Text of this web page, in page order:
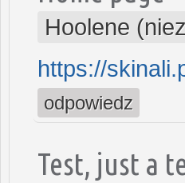
Hoolene
https://
odpowiedz
Test, just a